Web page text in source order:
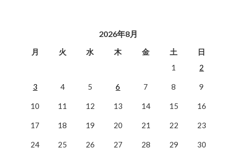
2026年8月
月 火 水 木 金 土
日
1
2
3 4 5 6 7 8 9
10 11 12 13 14 15 16
17 18 19 20 21 22 23
24 25 26 27 28 29 30